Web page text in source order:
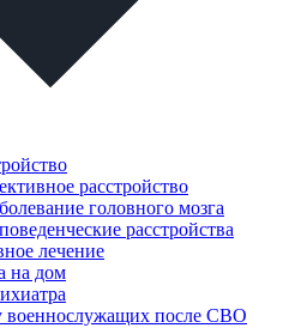
расстройство
головного мозга
расстройства
лечение
на дом
после СВО